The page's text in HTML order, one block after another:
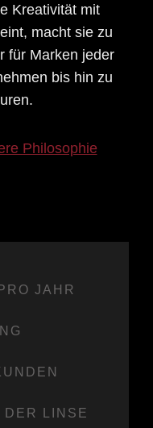
Kreativität mit
macht sie zu
für Marken jeder
bis hin zu
Philosophie
JAHR
DER LINSE